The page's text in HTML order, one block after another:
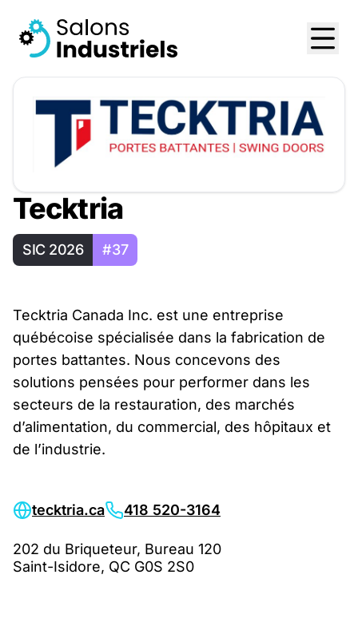
Tecktria
SIC 2026 #37
Tecktria Canada Inc. est une entreprise
québécoise spécialisée dans la fabrication de
portes battantes. Nous concevons des
solutions pensées pour performer dans les
secteurs de la restauration, des marchés
d’alimentation, du commercial, des hôpitaux et
de l’industrie.
tecktria.ca 418 520-3164
202 du Briqueteur, Bureau 120
Saint-Isidore, QC G0S 2S0